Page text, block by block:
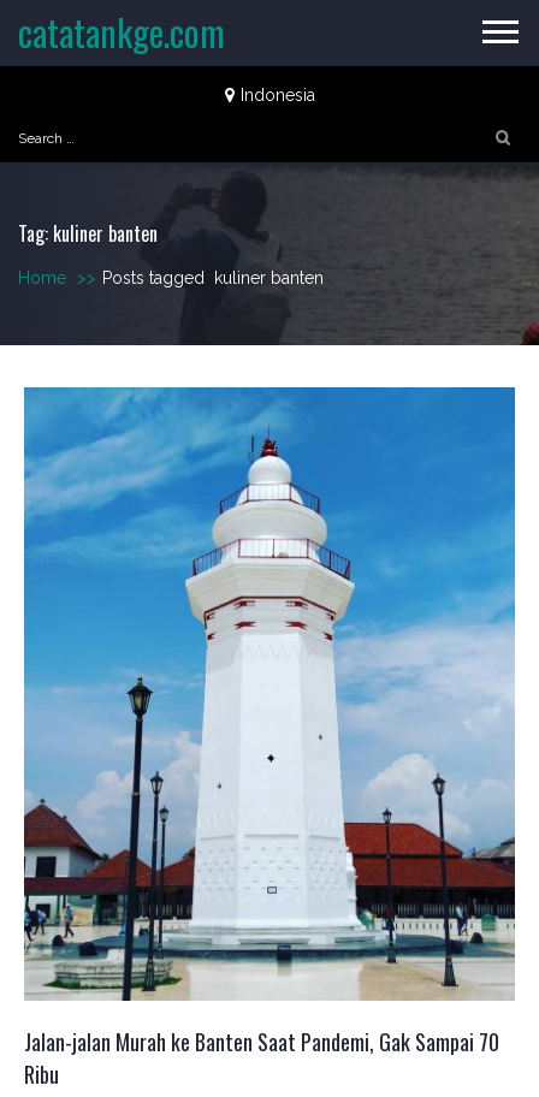
Indonesia
Search
for:
catatankge.com
Tag: kuliner banten
Home >> Posts tagged kuliner banten
Jalan-jalan Murah ke Banten Saat Pandemi, Gak Sampai 70
Ribu